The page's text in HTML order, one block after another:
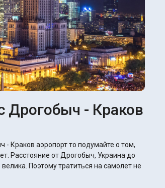
Дрогобыч - Краков
- Краков аэропорт то подумайте о том,
Расстояние от Дрогобыч, Украина до
Поэтому тратиться на самолет не